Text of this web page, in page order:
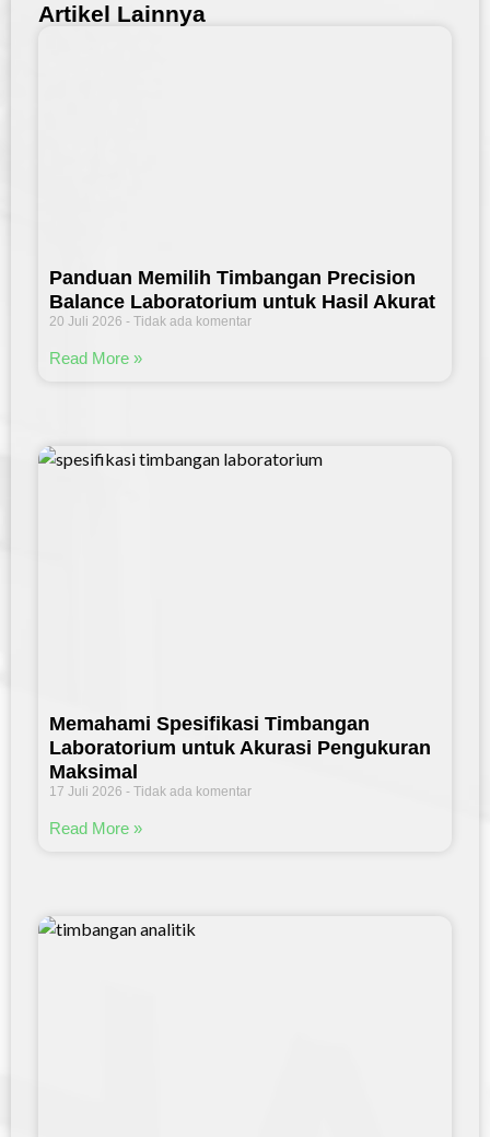
Artikel Lainnya
Panduan Memilih Timbangan Precision
Balance Laboratorium untuk Hasil Akurat
20 Juli 2026 Tidak ada komentar
Read More »
Memahami Spesifikasi Timbangan
Laboratorium untuk Akurasi Pengukuran
Maksimal
17 Juli 2026 Tidak ada komentar
Read More »